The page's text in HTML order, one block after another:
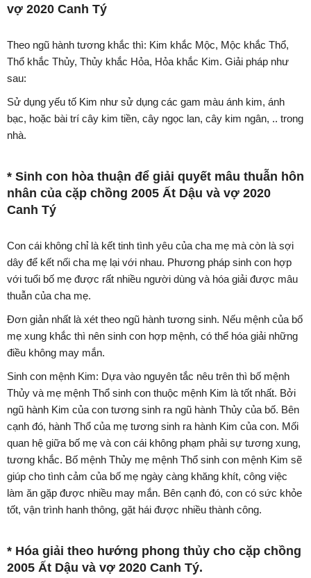
vợ 2020 Canh Tý
Theo ngũ hành tương khắc thì: Kim khắc Mộc, Mộc khắc Thổ,
Thổ khắc Thủy, Thủy khắc Hỏa, Hỏa khắc Kim. Giải pháp như
sau:
Sử dụng yếu tố Kim như sử dụng các gam màu ánh kim, ánh
bạc, hoặc bài trí cây kim tiền, cây ngọc lan, cây kim ngân, .. trong
nhà.
* Sinh con hòa thuận để giải quyết mâu thuẫn hôn
nhân của cặp chồng 2005 Ất Dậu và vợ 2020
Canh Tý
Con cái không chỉ là kết tinh tình yêu của cha mẹ mà còn là sợi
dây để kết nối cha mẹ lại với nhau. Phương pháp sinh con hợp
với tuổi bố mẹ được rất nhiều người dùng và hóa giải được mâu
thuẫn của cha mẹ.
Đơn giản nhất là xét theo ngũ hành tương sinh. Nếu mệnh của bố
mẹ xung khắc thì nên sinh con hợp mệnh, có thể hóa giải những
điều không may mắn.
Sinh con mệnh Kim: Dựa vào nguyên tắc nêu trên thì bố mệnh
Thủy và mẹ mệnh Thổ sinh con thuộc mệnh Kim là tốt nhất. Bởi
ngũ hành Kim của con tương sinh ra ngũ hành Thủy của bố. Bên
cạnh đó, hành Thổ của mẹ tương sinh ra hành Kim của con. Mối
quan hệ giữa bố mẹ và con cái không phạm phải sự tương xung,
tương khắc. Bố mệnh Thủy mẹ mệnh Thổ sinh con mệnh Kim sẽ
giúp cho tình cảm của bố mẹ ngày càng khăng khít, công việc
làm ăn gặp được nhiều may mắn. Bên cạnh đó, con có sức khỏe
tốt, vận trình hanh thông, gặt hái được nhiều thành công.
* Hóa giải theo hướng phong thủy cho cặp chồng
2005 Ất Dậu và vợ 2020 Canh Tý.